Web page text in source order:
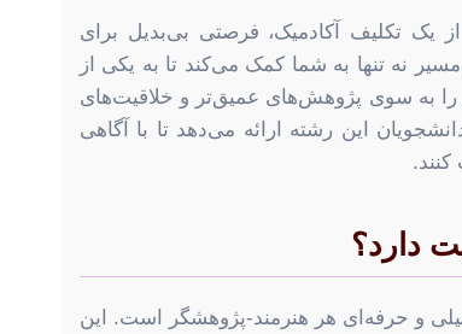
یک تکلیف آکادمیک، فرصتی بی‌بدیل برای
نه تنها به شما کمک می‌کند تا به یکی از
به سوی پژوهش‌های عمیق‌تر و خلاقیت‌های
این رشته ارائه می‌دهد تا با آگاهی
دارد؟
و حرفه‌ای هر هنرمند-پژوهشگر است. این